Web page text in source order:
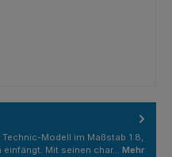
Modell im Maßstab 1:8,
einfängt. Mit seinen char… Mehr